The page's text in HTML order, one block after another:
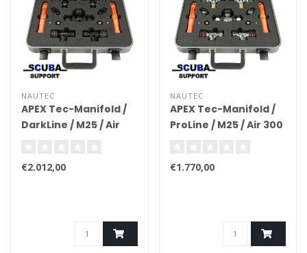
NAUTEC
APEX Tec-Manifold /
DarkLine / M25 / Air
€2.012,00
NAUTEC
APEX Tec-Manifold /
ProLine / M25 / Air 300
€1.770,00